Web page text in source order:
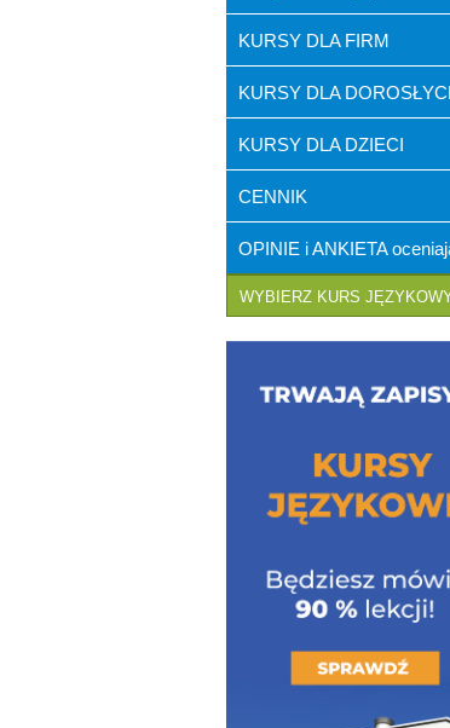
KURSY DLA FIRM
KURSY DLA
KURSY DLA DZIECI
CENNIK
OPINIE i ANKIETA
WYBIERZ KURS